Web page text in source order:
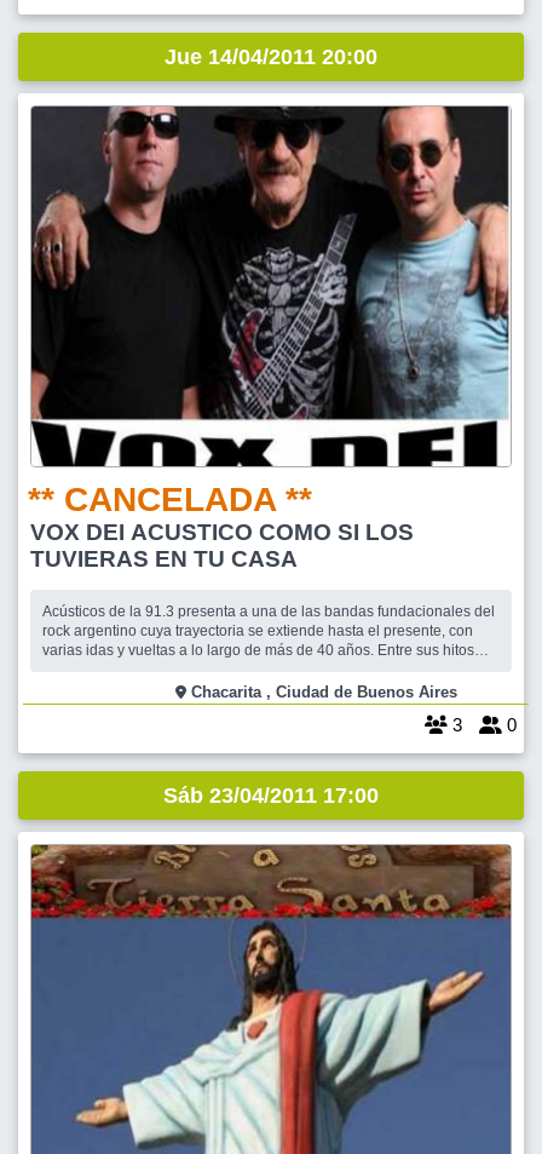
Jue 14/04/2011 20:00
** CANCELADA **
VOX DEI ACUSTICO COMO SI LOS
TUVIERAS EN TU CASA
Acústicos de la 91.3 presenta a una de las bandas fundacionales del
rock argentino cuya trayectoria se extiende hasta el presente, con
varias idas y vueltas a lo largo de más de 40 años. Entre sus hitos
realizado una obra conceptual en base a los textos de la sagrada
escritura: La Biblia
Chacarita , Ciudad de Buenos Aires
3 0
Sáb 23/04/2011 17:00